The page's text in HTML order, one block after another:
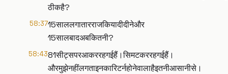
ठीकहै?
58:3715साललगातारराजकियादीदीनेऔर
15सालबादअबकितनी?
58:4381सीट्सपरआकररहगईहैं।सिमटकररहगईहैं।
औरमुझेनहींलगताइनकारिटर्नहोनेवालाहैइतनीआसानीसे।